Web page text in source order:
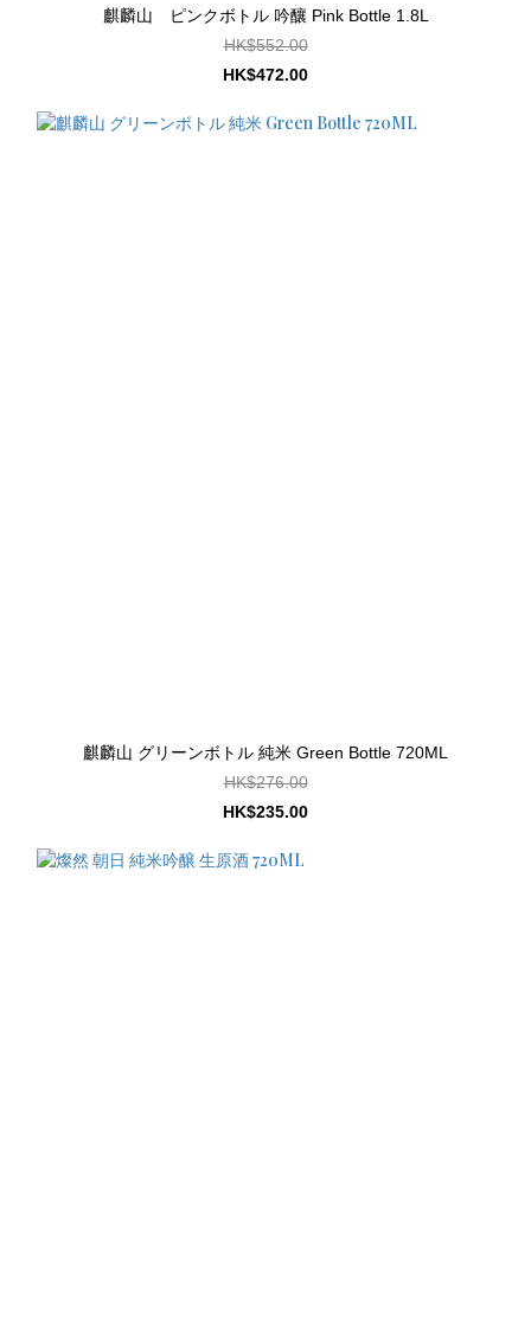
麒麟山 ピンクボトル 吟釀 Pink Bottle 1.8L
HK$552.00
HK$472.00
麒麟山 グリーンボトル 純米 Green Bottle 720ML
HK$276.00
HK$235.00